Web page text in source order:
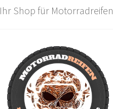
Ihr Shop für Motorradreifen